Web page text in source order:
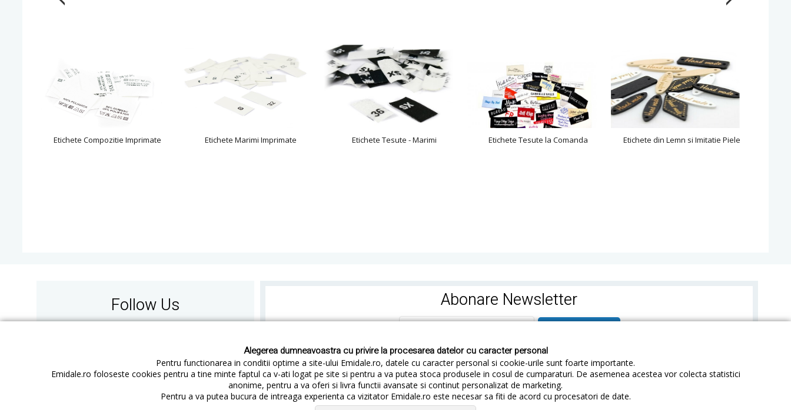
Alegerea dumneavoastra cu privire la procesarea datelor cu caracter personal
Pentru functionarea in conditii optime a site-ului Emidale.ro, datele cu caracter personal si cookie-urile sunt foarte importante.
Emidale.ro foloseste cookies pentru a tine minte faptul ca v-ati logat pe site si pentru a va putea stoca produsele in cosul de cumparaturi. De asemenea acestea vor colecta statistici
anonime, pentru a va oferi si livra functii avansate si continut personalizat de marketing.
Pentru a va putea bucura de intreaga experienta ca vizitator Emidale.ro este necesar sa fiti de acord cu procesatori de date.
Etichete Compozitie Imprimate Etichete Marimi Imprimate Etichete Tesute - Marimi Etichete Tesute la Comanda Etichete din Lemn si Imitatie Piele
Follow Us Abonare Newsletter
Cum cumperi Cum platesc Cum livram Cum returnezi Termeni si Conditii Confidentialitate Sitemap